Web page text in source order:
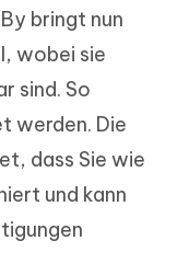
bringt nun
wobei sie
sind. So
werden. Die
dass Sie wie
und kann